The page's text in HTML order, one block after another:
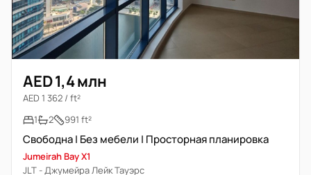
AED 1,4 млн
AED 1 362 / ft²
1
2 991 ft²
Свободна | Без мебели | Просторная планировка
Jumeirah Bay X1
JLT - Джумейра Лейк Тауэрс